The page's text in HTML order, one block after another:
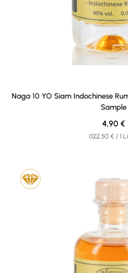
Naga 10 YO Siam Indochinese
Sample
(122,50 € / 1
4,90 €